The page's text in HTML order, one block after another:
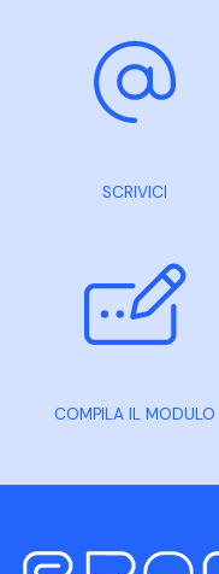
SCRIVICI
COMPILA IL MODULO